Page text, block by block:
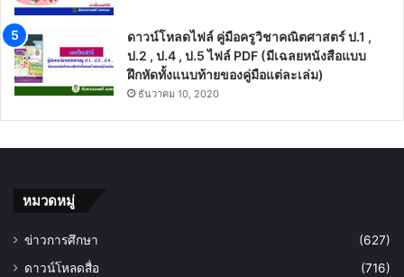
ดาวน์โหลดไฟล์ คู่มือครูวิชาคณิตศาสตร์ ป.1 ,
ป.2 , ป.4 , ป.5 ไฟล์ PDF (มีเฉลยหนังสือแบบ
ฝึกหัดทั้งแนบท้ายของคู่มือแต่ละเล่ม)
ธันวาคม 10, 2020
หมวดหมู่
ข่าวการศึกษา
(627)
ดาวน์โหลดสื่อ
(716)